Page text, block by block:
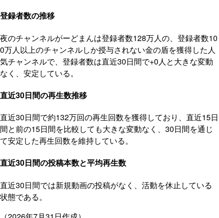
登録者数の推移
夜のチャンネルがーどまんは登録者数128万人の、登録者数10
0万人以上のチャンネルしか授与されない金の盾を獲得した人
気チャンネルで、登録者数は直近30日間で+0人と大きな変動
なく、安定している。
直近30日間の再生数推移
直近30日間で約132万回の再生回数を獲得しており、直近15日
間と前の15日間を比較しても大きな変動なく、30日間を通じ
て安定した再生回数を維持している。
直近30日間の投稿本数と平均再生数
直近30日間では新規動画の投稿がなく、活動を休止している
状態である。